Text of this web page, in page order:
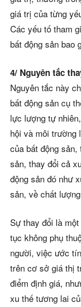
giá trị của từng
Các yếu tố tham
bất động sản bao
4/ Nguyên tắc
Nguyên tắc này
bất động sản cụ
lực lượng tự
hội và môi trường
của bất động
sản, thay đổi cả
động sản đó như
sản, về chất
Sự thay đổi là
tục không phụ
người, việc ước
trên cơ sở giá thị
điểm định giá,
xu thế tương lai